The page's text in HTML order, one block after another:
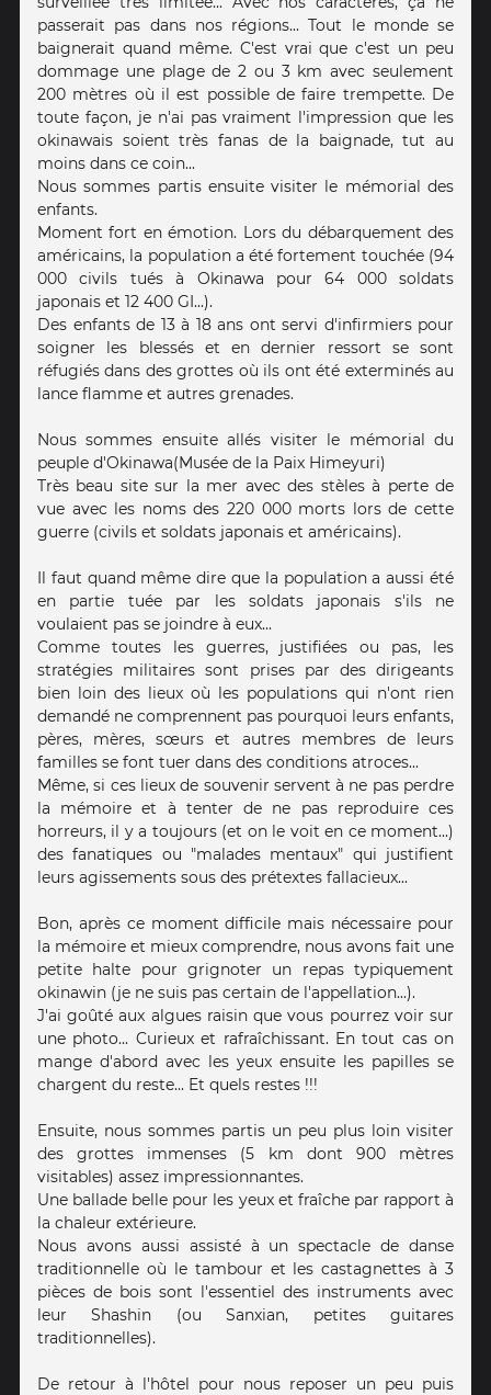
passerait pas dans nos régions... Tout le monde se
baignerait quand même. C'est vrai que c'est un peu
dommage une plage de 2 ou 3 km avec seulement
200 mètres où il est possible de faire trempette. De
toute façon, je n'ai pas vraiment l'impression que les
okinawais soient très fanas de la baignade, tut au
moins dans ce coin...
Nous sommes partis ensuite visiter le mémorial des
enfants.
Moment fort en émotion. Lors du débarquement des
américains, la population a été fortement touchée (94
000 civils tués à Okinawa pour 64 000 soldats
japonais et 12 400 GI...).
Des enfants de 13 à 18 ans ont servi d'infirmiers pour
soigner les blessés et en dernier ressort se sont
réfugiés dans des grottes où ils ont été exterminés au
lance flamme et autres grenades.
Nous sommes ensuite allés visiter le mémorial du
peuple d'Okinawa(Musée de la Paix Himeyuri)
Très beau site sur la mer avec des stèles à perte de
vue avec les noms des 220 000 morts lors de cette
guerre (civils et soldats japonais et américains).
Il faut quand même dire que la population a aussi été
en partie tuée par les soldats japonais s'ils ne
voulaient pas se joindre à eux...
Comme toutes les guerres, justifiées ou pas, les
stratégies militaires sont prises par des dirigeants
bien loin des lieux où les populations qui n'ont rien
demandé ne comprennent pas pourquoi leurs enfants,
pères, mères, sœurs et autres membres de leurs
familles se font tuer dans des conditions atroces...
Même, si ces lieux de souvenir servent à ne pas perdre
la mémoire et à tenter de ne pas reproduire ces
horreurs, il y a toujours (et on le voit en ce moment...)
des fanatiques ou "malades mentaux" qui justifient
leurs agissements sous des prétextes fallacieux...
Bon, après ce moment difficile mais nécessaire pour
la mémoire et mieux comprendre, nous avons fait une
petite halte pour grignoter un repas typiquement
okinawin (je ne suis pas certain de l'appellation...).
J'ai goûté aux algues raisin que vous pourrez voir sur
une photo... Curieux et rafraîchissant. En tout cas on
mange d'abord avec les yeux ensuite les papilles se
chargent du reste... Et quels restes !!!
Ensuite, nous sommes partis un peu plus loin visiter
des grottes immenses (5 km dont 900 mètres
visitables) assez impressionnantes.
Une ballade belle pour les yeux et fraîche par rapport à
la chaleur extérieure.
Nous avons aussi assisté à un spectacle de danse
traditionnelle où le tambour et les castagnettes à 3
pièces de bois sont l'essentiel des instruments avec
leur Shashin (ou Sanxian, petites guitares
traditionnelles).
De retour à l'hôtel pour nous reposer un peu puis